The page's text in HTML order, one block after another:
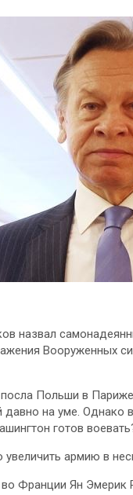
назвал
Вооруженных
Польши в
давно на уме.
готов
армию в
Франции Ян